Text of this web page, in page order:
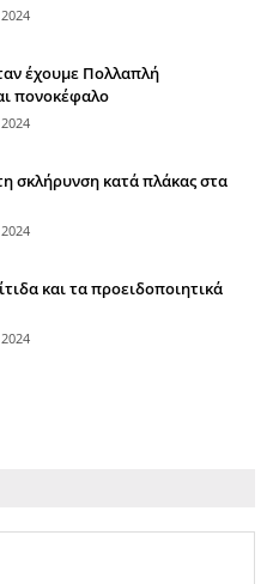
έχουμε Πολλαπλή
πονοκέφαλο
σκλήρυνση κατά πλάκας στα
και τα προειδοποιητικά